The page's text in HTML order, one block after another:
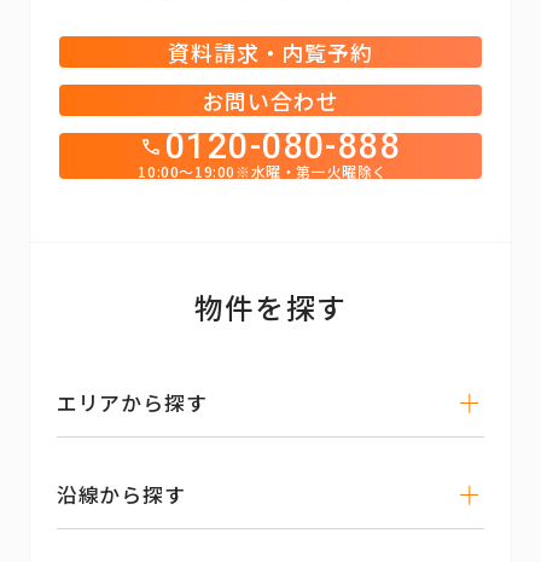
資料請求・内覧予約
お問い合わせ
0120-080-888
10:00～19:00※水曜・第一火曜除く
物件を探す
エリアから探す
沿線から探す